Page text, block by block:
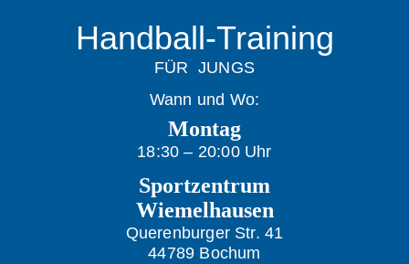
Handball-Training
FÜR JUNGS
Wann und Wo:
Montag
18:30 – 20:00 Uhr
Sportzentrum
Wiemelhausen
Querenburger Str. 41
44789 Bochum